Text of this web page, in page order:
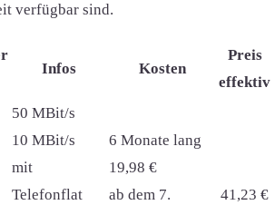
verfügbar sind.
Infos Kosten
Preis
effektiv
50 MBit/s
10 MBit/s
mit
Telefonflat
6 Monate lang
19,98 €
ab dem 7.
41,23 €